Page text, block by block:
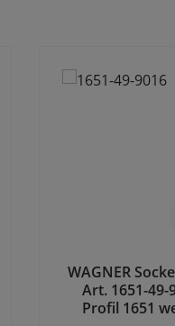
WAGNER
Art. 1651-49-
Profil 1651